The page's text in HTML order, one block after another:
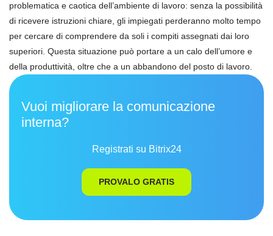
problematica e caotica dell’ambiente di lavoro: senza la possibilità
di ricevere istruzioni chiare, gli impiegati perderanno molto tempo
per cercare di comprendere da soli i compiti assegnati dai loro
superiori. Questa situazione può portare a un calo dell’umore e
della produttività, oltre che a un abbandono del posto di lavoro.
Vuoi migliorare la comunicazione
interna?
Registrati su Bitrix24
PROVALO GRATIS